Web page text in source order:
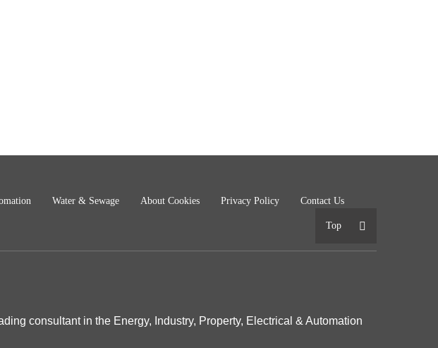
Water & Sewage About Cookies Privacy Policy Contact Us
Top
consultant in the Energy, Industry, Property, Electrical & Automation